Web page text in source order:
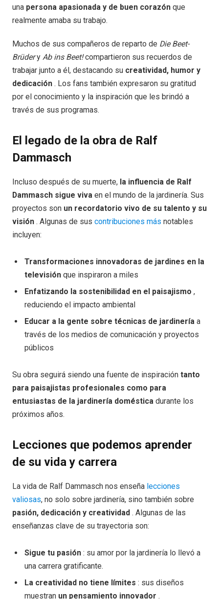
una persona apasionada y de buen corazón que
realmente amaba su trabajo.
Muchos de sus compañeros de reparto de Die Beet-
Brüdery Ab ins Beet!compartieron sus recuerdos de
trabajar junto a él, destacando su creatividad, humor y
dedicación . Los fans también expresaron su gratitud
por el conocimiento y la inspiración que les brindó a
través de sus programas.
El legado de la obra de Ralf
Dammasch
Incluso después de su muerte, la influencia de Ralf
Dammasch sigue viva en el mundo de la jardinería. Sus
proyectos son un recordatorio vivo de su talento y su
visión . Algunas de sus contribuciones más notables
incluyen:
Transformaciones innovadoras de jardines en la
televisión que inspiraron a miles
Enfatizando la sostenibilidad en el paisajismo ,
reduciendo el impacto ambiental
Educar a la gente sobre técnicas de jardinería a
través de los medios de comunicación y proyectos
públicos
Su obra seguirá siendo una fuente de inspiración tanto
para paisajistas profesionales como para
entusiastas de la jardinería doméstica durante los
próximos años.
Lecciones que podemos aprender
de su vida y carrera
La vida de Ralf Dammasch nos enseña lecciones
valiosas, no solo sobre jardinería, sino también sobre
pasión, dedicación y creatividad . Algunas de las
enseñanzas clave de su trayectoria son:
Sigue tu pasión : su amor por la jardinería lo llevó a
una carrera gratificante.
La creatividad no tiene límites : sus diseños
muestran un pensamiento innovador .